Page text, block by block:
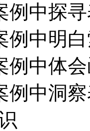
例中探
例中明
例中体
例中洞